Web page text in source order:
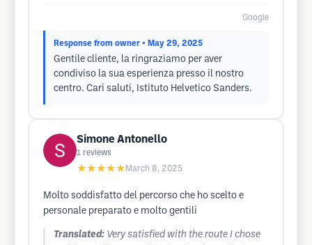
Google
Response from owner • May 29, 2025
Gentile cliente, la ringraziamo per aver
condiviso la sua esperienza presso il nostro
centro. Cari saluti, Istituto Helvetico Sanders.
Simone Antonello
1 reviews
★★★★★ March 8, 2025
Molto soddisfatto del percorso che ho scelto e
personale preparato e molto gentili
Translated: Very satisfied with the route I chose